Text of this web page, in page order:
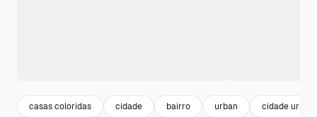
casas coloridas cidade bairro urban cidade